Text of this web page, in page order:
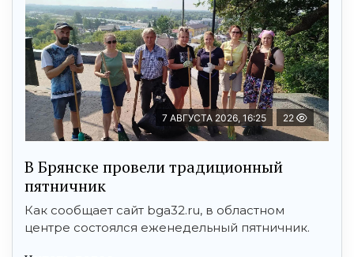
7 АВГУСТА 2026, 16:25 22
В Брянске провели традиционный
пятничник
Как сообщает сайт bga32.ru, в областном
центре состоялся еженедельный пятничник.